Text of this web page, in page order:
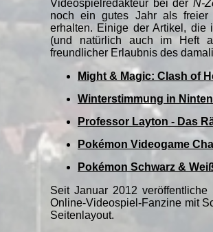
Videospielredakteur bei der N-
noch ein gutes Jahr als freier
erhalten. Einige der Artikel, die
(und natürlich auch im Heft
freundlicher Erlaubnis des
Might & Magic: Clash of
Winterstimmung in
Professor Layton - Das
Pokémon Videogame
Pokémon Schwarz &
Seit Januar 2012
Online-Videospiel-Fanzine mit
Seitenlayout.